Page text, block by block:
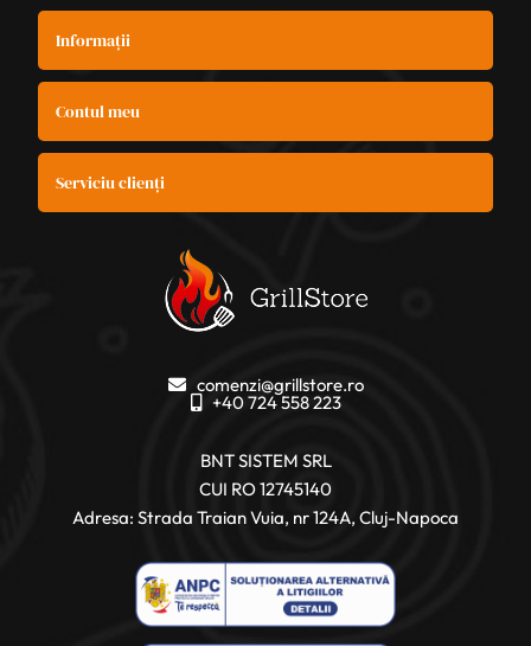
Informații
Contul meu
Serviciu clienți
comenzi@grillstore.ro
+40 724 558 223
BNT SISTEM SRL
CUI RO 12745140
Adresa: Strada Traian Vuia, nr 124A, Cluj-Napoca